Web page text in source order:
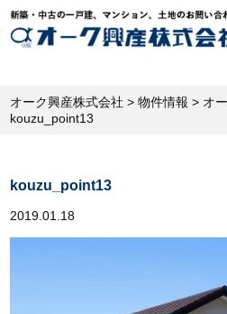
オーク興産株式会社 >物件情報 > オ
kouzu_point13
kouzu_point13
2019.01.18